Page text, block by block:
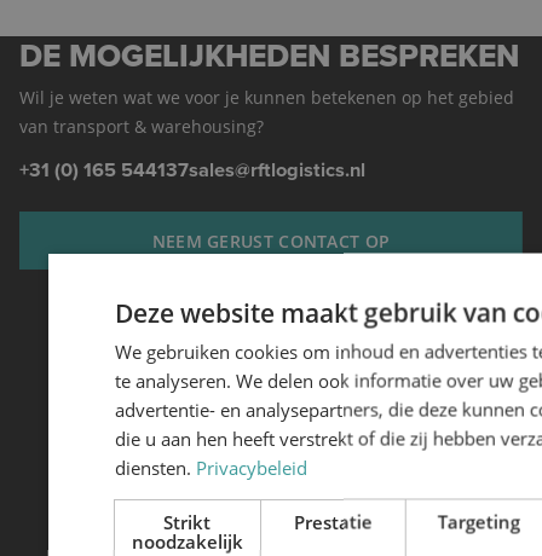
DE MOGELIJKHEDEN BESPREKEN
Wil je weten wat we voor je kunnen betekenen op het gebied
van transport & warehousing?
+31 (0) 165 544137sales@rftlogistics.nl
NEEM GERUST CONTACT OP
ONZE DIENSTEN
Transport
Specialisaties
Deze website maakt gebruik van
We gebruiken cookies om inhoud en advertenties
te analyseren. We delen ook informatie over uw
advertentie- en analysepartners, die deze kunnen
die u aan hen heeft verstrekt of die zij hebben
diensten. Privacybeleid
Strikt
noodzakelijk
Prestatie Targeting